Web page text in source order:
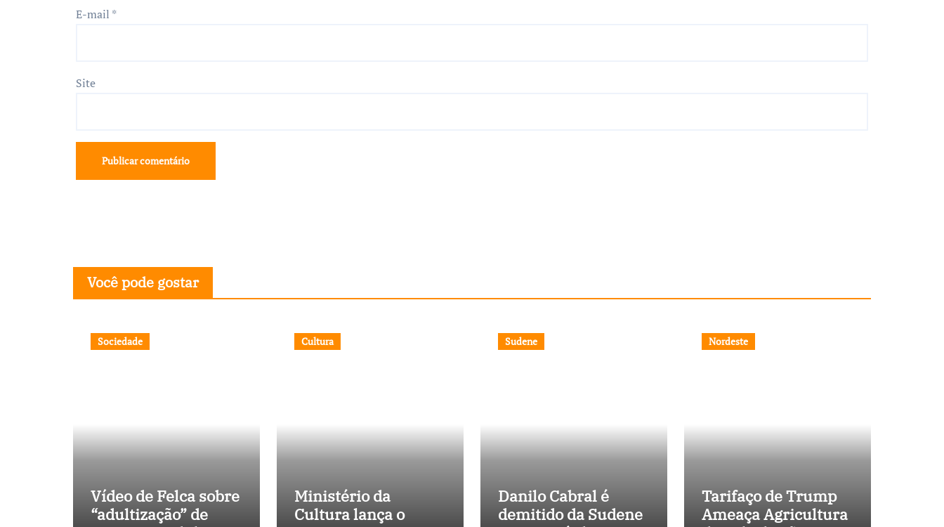
E-mail *
Site
Você pode gostar
Sociedade
Vídeo de Felca sobre
“adultização” de
Cultura
Ministério da
Cultura lança o
Sudene
Danilo Cabral é
demitido da Sudene
Nordeste
Tarifaço de Trump
Ameaça Agricultura